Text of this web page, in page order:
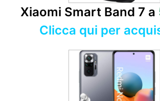
Xiaomi Smart Band 7 a
Clicca qui per